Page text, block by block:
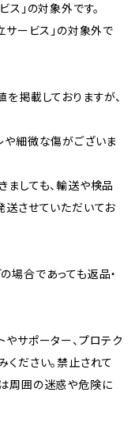
ス」の対象外です。
サービス」の対象外で
掲載しておりますが、
や細微な傷がございま
ましても、輸送や検品
送させていただいてお
場合であっても返品・
サポーター、プロテク
ださい。禁止されて
周囲の迷惑や危険に